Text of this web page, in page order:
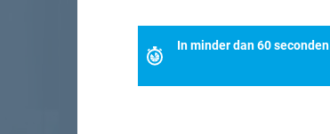
In minder dan 60 seconden